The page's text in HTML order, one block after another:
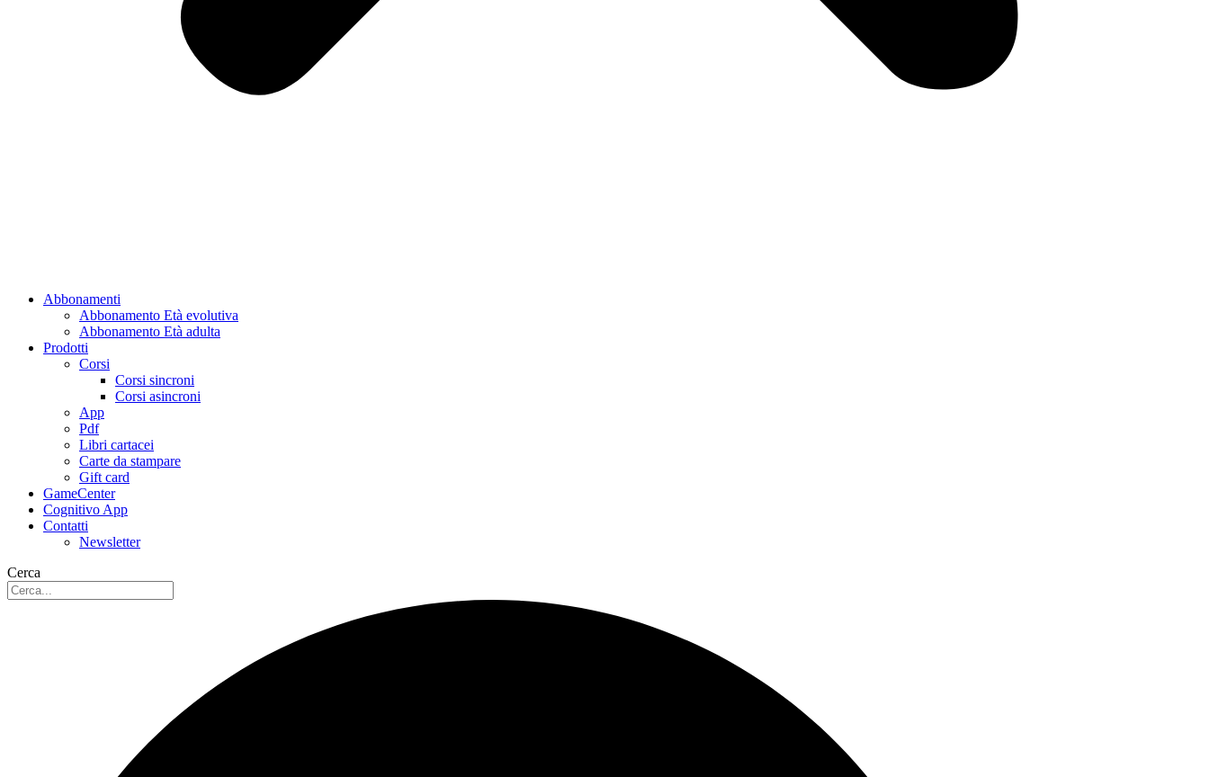
Abbonamenti
Abbonamento Età evolutiva
Abbonamento Età adulta
Prodotti
Corsi
Corsi sincroni
Corsi asincroni
App
Pdf
Libri cartacei
Carte da stampare
Gift card
GameCenter
Cognitivo App
Contatti
Newsletter
Cerca